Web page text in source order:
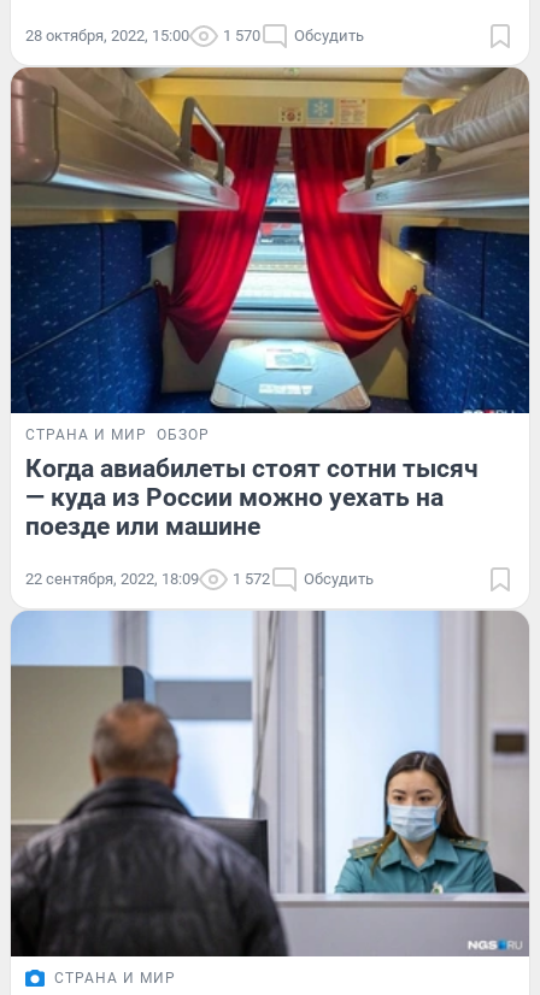
28 октября, 2022, 15:00 1 570 Обсудить
СТРАНА И МИР ОБЗОР
Когда авиабилеты стоят сотни тысяч
— куда из России можно уехать на
поезде или машине
22 сентября, 2022, 18:09 1 572 Обсудить
СТРАНА И МИР